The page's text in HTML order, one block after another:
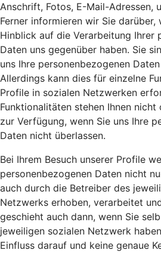
Anschrift, Fotos, E-Mail-Adressen,
Ferner informieren wir Sie darüber,
Hinblick auf die Verarbeitung Ihrer
Daten uns gegenüber haben. Sie
uns Ihre personenbezogenen
Allerdings kann dies für einzelne
Profile in sozialen Netzwerken
Funktionalitäten stehen Ihnen
zur Verfügung, wenn Sie uns Ihre
Daten nicht überlassen.
Bei Ihrem Besuch unserer Profile
personenbezogenen Daten nicht
auch durch die Betreiber des
Netzwerks erhoben, verarbeitet
geschieht auch dann, wenn Sie
jeweiligen sozialen Netzwerk
Einfluss darauf und keine genaue